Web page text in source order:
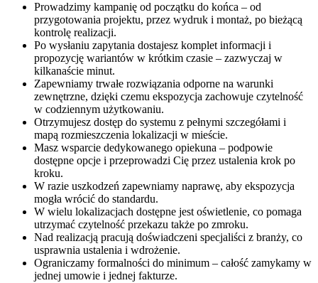
Prowadzimy kampanię od początku do końca – od
przygotowania projektu, przez wydruk i montaż, po bieżącą
kontrolę realizacji.
Po wysłaniu zapytania dostajesz komplet informacji i
propozycję wariantów w krótkim czasie – zazwyczaj w
kilkanaście minut.
Zapewniamy trwałe rozwiązania odporne na warunki
zewnętrzne, dzięki czemu ekspozycja zachowuje czytelność
w codziennym użytkowaniu.
Otrzymujesz dostęp do systemu z pełnymi szczegółami i
mapą rozmieszczenia lokalizacji w mieście.
Masz wsparcie dedykowanego opiekuna – podpowie
dostępne opcje i przeprowadzi Cię przez ustalenia krok po
kroku.
W razie uszkodzeń zapewniamy naprawę, aby ekspozycja
mogła wrócić do standardu.
W wielu lokalizacjach dostępne jest oświetlenie, co pomaga
utrzymać czytelność przekazu także po zmroku.
Nad realizacją pracują doświadczeni specjaliści z branży, co
usprawnia ustalenia i wdrożenie.
Ograniczamy formalności do minimum – całość zamykamy w
jednej umowie i jednej fakturze.